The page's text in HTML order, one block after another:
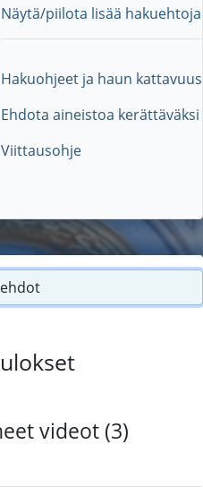
Näytä/piilota lisää hakuehtoja
Hakuohjeet ja haun kattavuus
Ehdota aineistoa kerättäväksi
Viittausohje
videot (3)